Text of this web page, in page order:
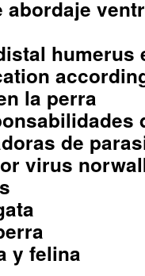
abordaje
humerus
la perra
de
virus
y felina